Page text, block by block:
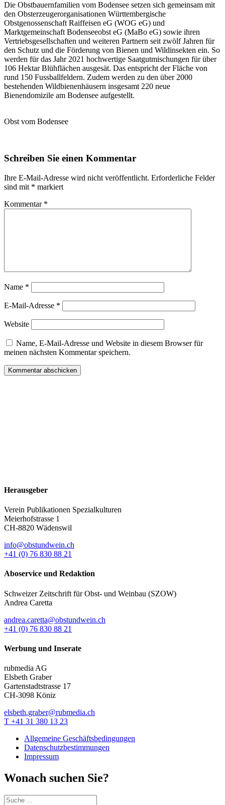
Die Obstbauernfamilien vom Bodensee setzen sich gemeinsam mit
den Obsterzeugerorganisationen Württembergische
Obstgenossenschaft Raiffeisen eG (WOG eG) und
Marktgemeinschaft Bodenseeobst eG (MaBo eG) sowie ihren
Vertriebsgesellschaften und weiteren Partnern seit zwölf Jahren für
den Schutz und die Förderung von Bienen und Wildinsekten ein. So
werden für das Jahr 2021 hochwertige Saatgutmischungen für über
106 Hektar Blühflächen ausgesät. Das entspricht der Fläche von
rund 150 Fussballfeldern. Zudem werden zu den über 2000
bestehenden Wildbienenhäusern insgesamt 220 neue
Bienendomizile am Bodensee aufgestellt.
Obst vom Bodensee
Schreiben Sie einen Kommentar
Ihre E-Mail-Adresse wird nicht veröffentlicht. Erforderliche Felder
sind mit * markiert
Kommentar *
Name *
E-Mail-Adresse *
Website
Name, E-Mail-Adresse und Website in diesem Browser für
meinen nächsten Kommentar speichern.
Herausgeber
Verein Publikationen Spezialkulturen
Meierhofstrasse 1
CH-8820 Wädenswil
info@obstundwein.ch
+41 (0) 76 830 88 21
Aboservice und Redaktion
Schweizer Zeitschrift für Obst- und Weinbau (SZOW)
Andrea Caretta
andrea.caretta@obstundwein.ch
+41 (0) 76 830 88 21
Werbung und Inserate
rubmedia AG
Elsbeth Graber
Gartenstadtstrasse 17
CH-3098 Köniz
elsbeth.graber@rubmedia.ch
T +41 31 380 13 23
Allgemeine Geschäftsbedingungen
Datenschutzbestimmungen
Impressum
Wonach suchen Sie?